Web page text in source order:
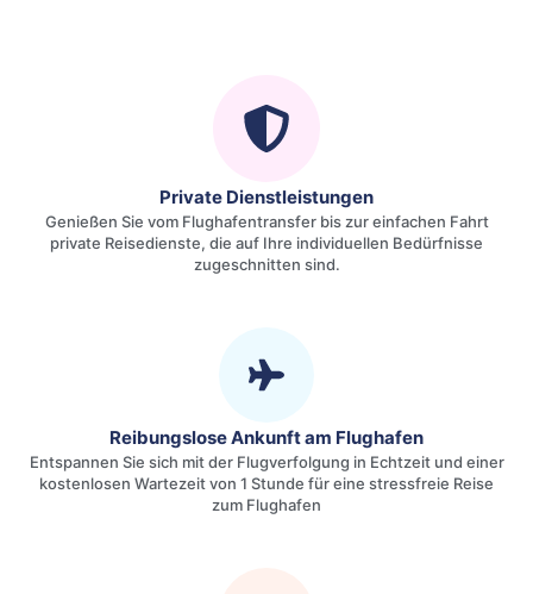
Private Dienstleistungen
Genießen Sie vom Flughafentransfer bis zur einfachen Fahrt
private Reisedienste, die auf Ihre individuellen Bedürfnisse
zugeschnitten sind.
Reibungslose Ankunft am Flughafen
Entspannen Sie sich mit der Flugverfolgung in Echtzeit und einer
kostenlosen Wartezeit von 1 Stunde für eine stressfreie Reise
zum Flughafen